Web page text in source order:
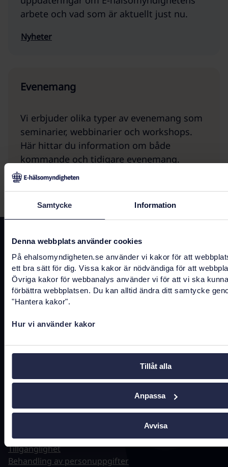
Samtycke Information
Denna webbplats använder cookies
På ehalsomyndigheten.se använder vi kakor för att
ett bra sätt för dig. Vissa kakor är nödvändiga för att
Övriga kakor för webbanalys använder vi för att vi ska
förbättra webbplatsen. Du kan alltid ändra ditt samtycke
"Hantera kakor".
Hur vi använder kakor
Tillåt alla
Anpassa
Avvisa
arbete och vad som är aktuellt just nu.
Nyheter
Evenemang
Vi erbjuder olika typer av evenemang som
seminarier, webbinarier och workshops.
Här hittar du information om både
kommande och tidigare evenemang.
Evenemang
Kontakta oss
registrator@ehalsomyndigheten.se
Tel.0771-766 200(kundtjänst)
Tel.010-458 62 00
Tel.010-106 07 98(presstjänst)
Fler kontaktuppgifter
Jobba hos oss
Tillgänglighet
Behandling av personuppgifter